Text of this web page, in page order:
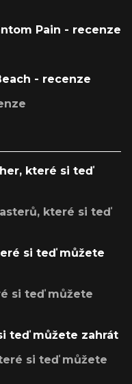
Pain - recenze
- recenze
které si teď
které si teď
si teď můžete
si teď můžete
teď můžete zahrát
si teď můžete